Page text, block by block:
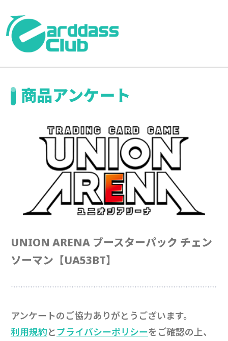
商品アンケート
UNION ARENA ブースターパック チェン
ソーマン【UA53BT】
アンケートのご協力ありがとうございます。
利用規約とプライバシーポリシーをご確認の上、